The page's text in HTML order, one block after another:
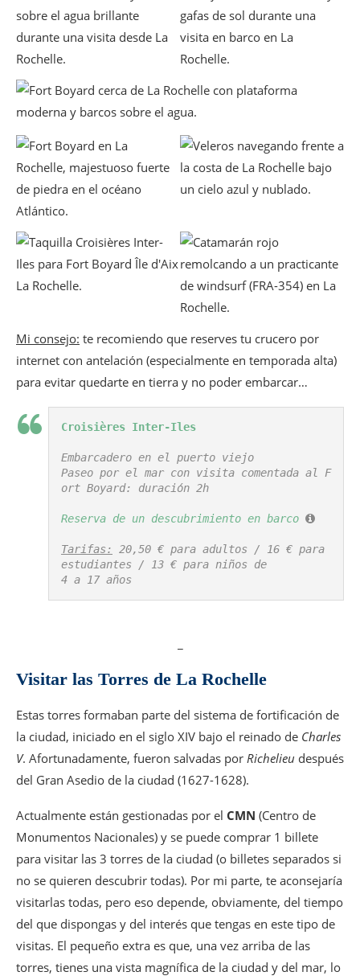
Mi consejo: te recomiendo que reserves tu crucero por
internet con antelación (especialmente en temporada alta)
para evitar quedarte en tierra y no poder embarcar…
Croisières Inter-Iles
Embarcadero en el puerto viejo
Paseo por el mar con visita comentada al F
ort Boyard: duración 2h
Reserva de un descubrimiento en barco
Tarifas:
20,50 € para adultos / 16 € para
estudiantes / 13 € para niños de
4 a 17 años
Visitar las Torres de La Rochelle
Estas torres formaban parte del sistema de fortificación de
la ciudad, iniciado en el siglo XIV bajo el reinado de Charles
V. Afortunadamente, fueron salvadas por Richelieu después
del Gran Asedio de la ciudad (1627-1628).
Actualmente están gestionadas por el CMN (Centro de
Monumentos Nacionales) y se puede comprar 1 billete
para visitar las 3 torres de la ciudad (o billetes separados si
no se quieren descubrir todas). Por mi parte, te aconsejaría
visitarlas todas, pero eso depende, obviamente, del tiempo
del que dispongas y del interés que tengas en este tipo de
visitas. El pequeño extra es que, una vez arriba de las
torres, tienes una vista magnífica de la ciudad y del mar, lo